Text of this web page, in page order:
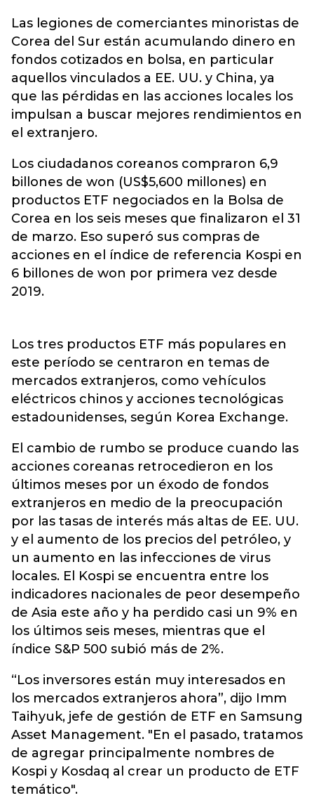
Las legiones de comerciantes minoristas de
Corea del Sur están acumulando dinero en
fondos cotizados en bolsa, en particular
aquellos vinculados a EE. UU. y China, ya
que las pérdidas en las acciones locales los
impulsan a buscar mejores rendimientos en
el extranjero.
Los ciudadanos coreanos compraron 6,9
billones de won (US$5,600 millones) en
productos ETF negociados en la Bolsa de
Corea en los seis meses que finalizaron el 31
de marzo. Eso superó sus compras de
acciones en el índice de referencia Kospi en
6 billones de won por primera vez desde
2019.
Los tres productos ETF más populares en
este período se centraron en temas de
mercados extranjeros, como vehículos
eléctricos chinos y acciones tecnológicas
estadounidenses, según Korea Exchange.
El cambio de rumbo se produce cuando las
acciones coreanas retrocedieron en los
últimos meses por un éxodo de fondos
extranjeros en medio de la preocupación
por las tasas de interés más altas de EE. UU.
y el aumento de los precios del petróleo, y
un aumento en las infecciones de virus
locales. El Kospi se encuentra entre los
indicadores nacionales de peor desempeño
de Asia este año y ha perdido casi un 9% en
los últimos seis meses, mientras que el
índice S&P 500 subió más de 2%.
“Los inversores están muy interesados ​​en
los mercados extranjeros ahora”, dijo Imm
Taihyuk, jefe de gestión de ETF en Samsung
Asset Management. "En el pasado, tratamos
de agregar principalmente nombres de
Kospi y Kosdaq al crear un producto de ETF
temático".